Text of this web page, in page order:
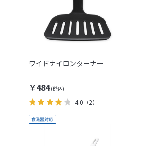
ワイドナイロンターナー
￥484
4.0 （2）